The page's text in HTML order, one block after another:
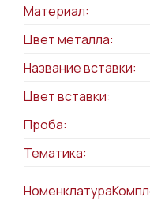
Материал:
Цвет металла:
Название вставки:
Цвет вставки:
Проба:
Тематика: